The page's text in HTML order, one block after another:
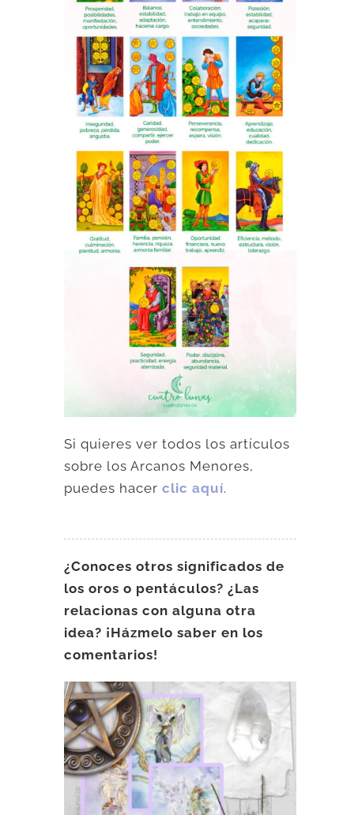
Si quieres ver todos los artículos
sobre los Arcanos Menores,
puedes hacerclic aquí.
¿Conoces otros significados de
los oros o pentáculos? ¿Las
relacionas con alguna otra
idea? ¡Házmelo saber en los
comentarios!